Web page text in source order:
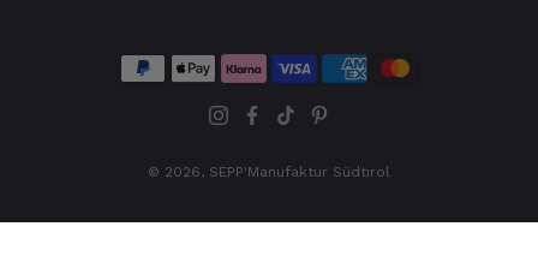
© 2026, SEPP'Manufaktur Südtirol